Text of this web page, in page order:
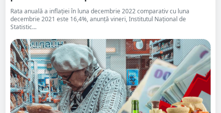
Rata anuală a inflaţiei în luna decembrie 2022 comparativ cu luna
decembrie 2021 este 16,4%, anunţă vineri, Institutul Naţional de
Statistic...